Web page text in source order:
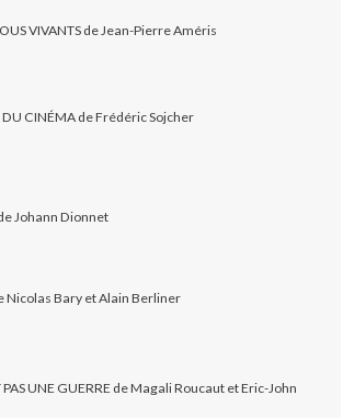
VIVANTS de Jean-Pierre Améris
DU CINÉMA de Frédéric Sojcher
Johann Dionnet
Nicolas Bary et Alain Berliner
PAS UNE GUERRE de Magali Roucaut et Eric-John